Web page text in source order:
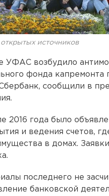
источников
УФАС возбудило
фонда капремонта
сообщили в
2016 года было
и ведения счетов,
в домах.
последнего не
банковской